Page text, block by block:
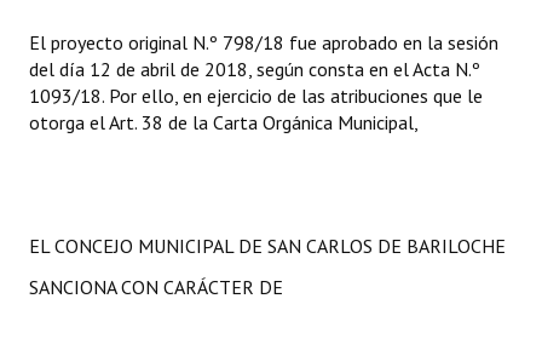
El proyecto original N.º 798/18 fue aprobado en la sesión
del día 12 de abril de 2018, según consta en el Acta N.º
1093/18. Por ello, en ejercicio de las atribuciones que le
otorga el Art. 38 de la Carta Orgánica Municipal,
EL CONCEJO MUNICIPAL DE SAN CARLOS DE BARILOCHE
SANCIONA CON CARÁCTER DE